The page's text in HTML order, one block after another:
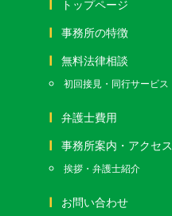
トップページ
事務所の特徴
無料法律相談
初回接見・同行サービス
弁護士費用
事務所案内・アクセス
挨拶・弁護士紹介
お問い合わせ